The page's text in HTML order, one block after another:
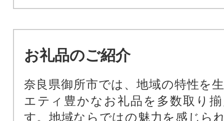
お礼品のご紹介
奈良県御所市では、地域の特性を
エティ豊かなお礼品を多数取り
す。地域ならではの魅力を感じら